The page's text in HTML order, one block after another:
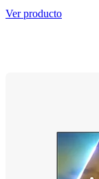
Ver producto